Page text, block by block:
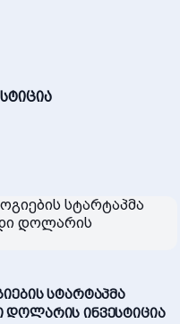
სტარტაპმა
დოლარის ინვესტიცია